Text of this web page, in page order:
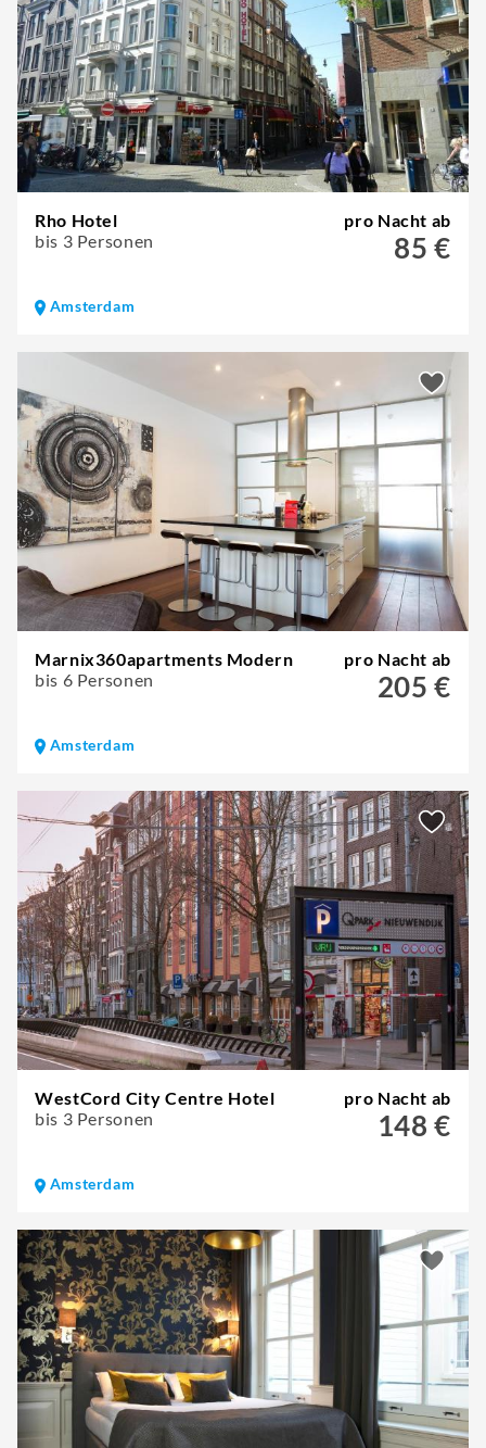
Rho Hotel
bis 3 Personen
pro Nacht ab
85 €
Amsterdam
Marnix360apartments Modern
bis 6 Personen
pro Nacht ab
205 €
Amsterdam
WestCord City Centre Hotel
bis 3 Personen
pro Nacht ab
148 €
Amsterdam